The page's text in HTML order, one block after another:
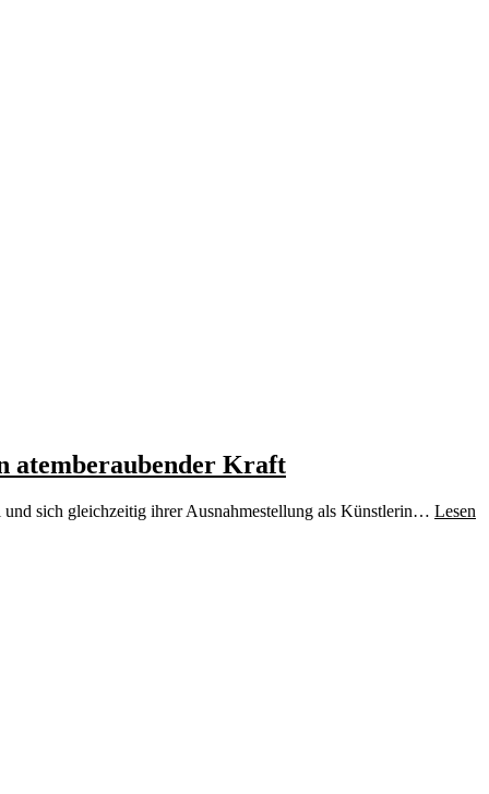
atemberaubender Kraft
sich gleichzeitig ihrer Ausnahmestellung als Künstlerin… Lesen